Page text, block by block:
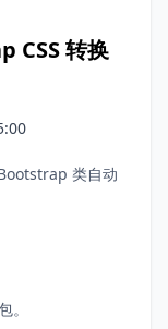
CSS 转换
类自动
。